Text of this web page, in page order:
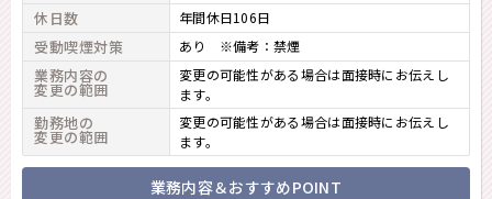
休日数 年間休日106日
受動喫煙対策 あり ※備考：禁煙
業務内容の
変更の範囲
変更の可能性がある場合は面接時にお伝えし
ます。
勤務地の
変更の範囲
変更の可能性がある場合は面接時にお伝えし
ます。
業務内容＆おすすめPOINT